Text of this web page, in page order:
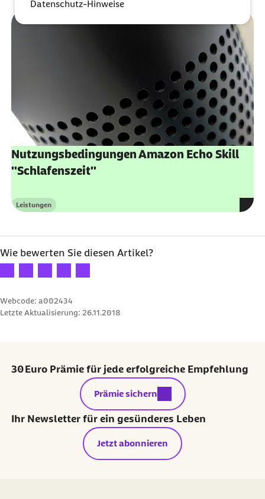
Datenschutz-Hinweise
Nutzungsbedingungen Amazon Echo Skill
"Schlafenszeit"
Kategorie
Leistungen
Wie bewerten Sie diesen Artikel?
Ihre Bewertung: 1 Stern
Ihre Bewertung: 2 Sterne
Ihre Bewertung: 3 Sterne
Ihre Bewertung: 4 Sterne
Ihre Bewertung: 5 Sterne
Webcode: a002434
Letzte Aktualisierung: 26.11.2018
30 Euro Prämie für jede erfolgreiche Empfehlung
externer Link:
Prämie sichern
Ihr Newsletter für ein gesünderes Leben
Jetzt abonnieren